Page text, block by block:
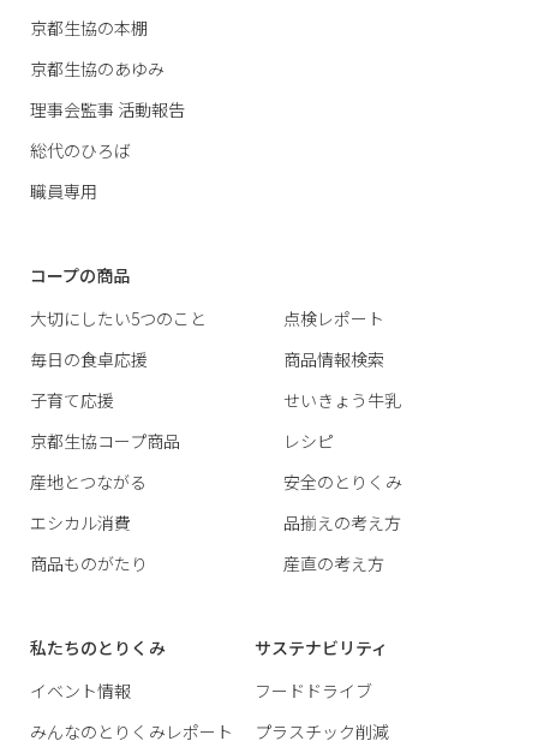
京都生協の本棚
京都生協のあゆみ
理事会監事 活動報告
総代のひろば
職員専用
コープの商品
大切にしたい5つのこと
毎日の食卓応援
子育て応援
京都生協コープ商品
産地とつながる
エシカル消費
商品ものがたり
点検レポート
商品情報検索
せいきょう牛乳
レシピ
安全のとりくみ
品揃えの考え方
産直の考え方
私たちのとりくみ
イベント情報
みんなのとりくみレポート
サステナビリティ
フードドライブ
プラスチック削減